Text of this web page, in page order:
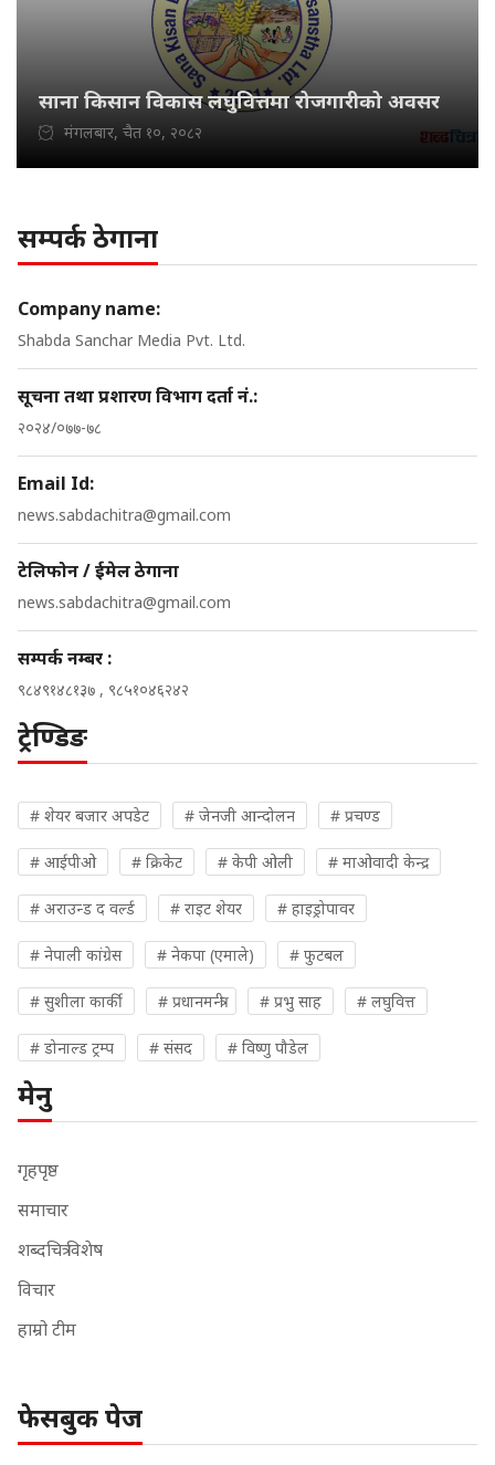
साना किसान विकास लघुवित्तमा रोजगारीको अवसर
मंगलबार, चैत १०, २०८२
सम्पर्क ठेगाना
Company name:
Shabda Sanchar Media Pvt. Ltd.
सूचना तथा प्रशारण विभाग दर्ता नं.:
२०२४/०७७-७८
Email Id:
news.sabdachitra@gmail.com
टेलिफोन / ईमेल ठेगाना
news.sabdachitra@gmail.com
सम्पर्क नम्बर :
९८४९१४८१३७ , ९८५१०४६२४२
ट्रेण्डिङ
# शेयर बजार अपडेट # जेनजी आन्दोलन # प्रचण्ड
# आईपीओ # क्रिकेट # केपी ओली # माओवादी केन्द्र
# अराउन्ड द वर्ल्ड # राइट शेयर # हाइड्रोपावर
# नेपाली कांग्रेस # नेकपा (एमाले) # फुटबल
# सुशीला कार्की # प्रधानमन्त्री # प्रभु साह # लघुवित्त
# डोनाल्ड ट्रम्प # संसद # विष्णु पौडेल
मेनु
गृहपृष्ठ
समाचार
शब्दचित्र विशेष
विचार
हाम्रो टीम
फेसबुक पेज